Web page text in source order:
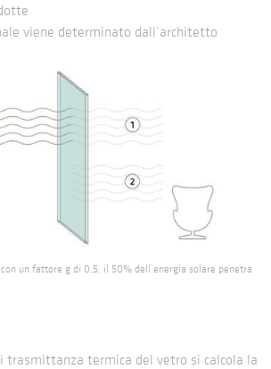
viene determinato dall’architetto
un fattore g di 0,5, il 50% dell’energia solare penetra
trasmittanza termica del vetro si calcola la